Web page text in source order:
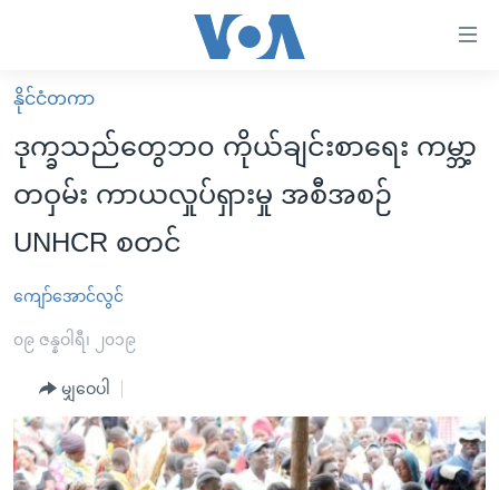
လွယ်ကူ
စေ
သည့်
များ
ပင်မ
အကြောင်းအရာ
ကျော်
ကြည့်
ရန်
ပင်မ
မူလစာမျက်နှာ
မြန်မာ
ကမ္ဘာ့သတင်းများ
နိုင်ငံတကာ
အစ္စရေး-ပါလက်စတိုင်း
ဗွီဒီယို
အင်္ဂလိပ်စာလေ့လာမယ်
အမေရိကန်သုံးအီဒီယံ
မကြေးမုံရဲ့ အင်္ဂလိပ်စာ
ရုပ်ရှင်ထဲက အင်္ဂလိပ်စာ
အပတ်စဉ်ကဏ္ဍများ
ရေဒီယို
တီဗွီ
ရေဒီယိုနှင့်ရုပ်သံ အချက်အလက်များ
ရေဒီယို/တီဗွီအစီအစဉ်
နိုင်ငံတကာ
ဒုက္ခသည်တွေဘ၀ ကိုယ်ချင်းစာရေး ကမ္ဘာ့
တဝှမ်း ကာယလှုပ်ရှားမှု အစီအစဉ်
UNHCR စတင်
ကျော်အောင်လွင်
၀၉ ဇန္နဝါရီ၊ ၂၀၁၉
မျှဝေပါ